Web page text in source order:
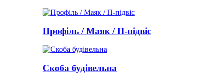
Профіль / Маяк / П-підвіс
Скоба будівельна